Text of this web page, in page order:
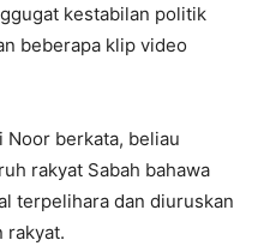
kestabilan politik
beberapa klip video
Noor berkata, beliau
rakyat Sabah bahawa
terpelihara dan diuruskan
rakyat.